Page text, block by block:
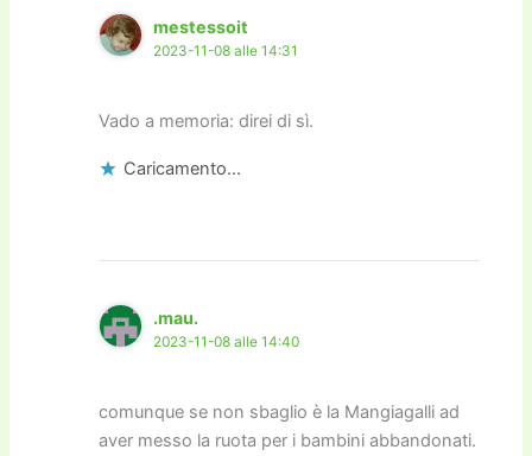
mestessoit
2023-11-08 alle 14:31
Vado a memoria: direi di sì.
Caricamento...
.mau.
2023-11-08 alle 14:40
comunque se non sbaglio è la Mangiagalli ad
aver messo la ruota per i bambini abbandonati.